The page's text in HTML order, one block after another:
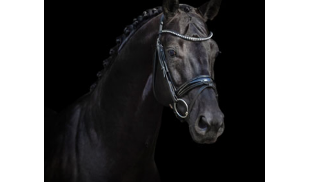
Mehr Info